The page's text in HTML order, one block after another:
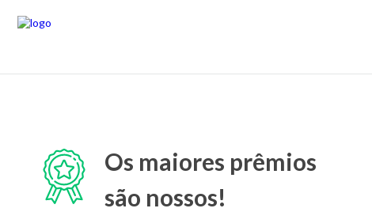
Os maiores prêmios
são nossos!